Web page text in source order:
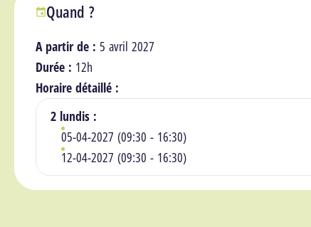
Quand ?
A partir de : 5 avril 2027
Durée : 12h
Horaire détaillé :
2 lundis :
05-04-2027 (09:30 - 16:30)
12-04-2027 (09:30 - 16:30)